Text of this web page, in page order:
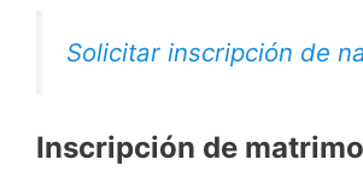
Solicitar inscripción de
Inscripción de